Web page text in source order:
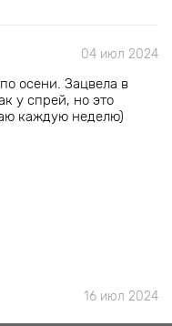
04 июл 2024
осени. Зацвела в
у спрей, но это
каждую неделю)
16 июл 2024